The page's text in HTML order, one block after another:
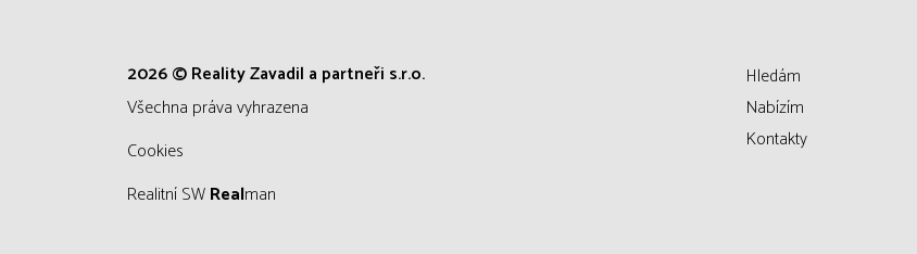
2026 © Reality Zavadil a partneři s.r.o.
všechna práva vyhrazena
Cookies
Realitní SWRealman
Hledám
Nabízím
Kontakty